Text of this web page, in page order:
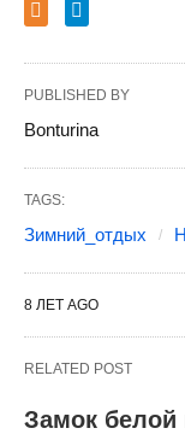
PUBLISHED BY
Bonturina
TAGS:
Зимний_отдых
8 ЛЕТ AGO
RELATED POST
Замок белой